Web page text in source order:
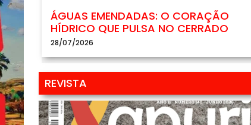
ÁGUAS EMENDADAS: O CORAÇÃO
HÍDRICO QUE PULSA NO CERRADO
28/07/2026
REVISTA